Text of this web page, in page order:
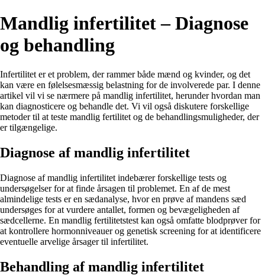
Mandlig infertilitet – Diagnose
og behandling
Infertilitet er et problem, der rammer både mænd og kvinder, og det
kan være en følelsesmæssig belastning for de involverede par. I denne
artikel vil vi se nærmere på mandlig infertilitet, herunder hvordan man
kan diagnosticere og behandle det. Vi vil også diskutere forskellige
metoder til at teste mandlig fertilitet og de behandlingsmuligheder, der
er tilgængelige.
Diagnose af mandlig infertilitet
Diagnose af mandlig infertilitet indebærer forskellige tests og
undersøgelser for at finde årsagen til problemet. En af de mest
almindelige tests er en sædanalyse, hvor en prøve af mandens sæd
undersøges for at vurdere antallet, formen og bevægeligheden af
sædcellerne. En mandlig fertilitetstest kan også omfatte blodprøver for
at kontrollere hormonniveauer og genetisk screening for at identificere
eventuelle arvelige årsager til infertilitet.
Behandling af mandlig infertilitet